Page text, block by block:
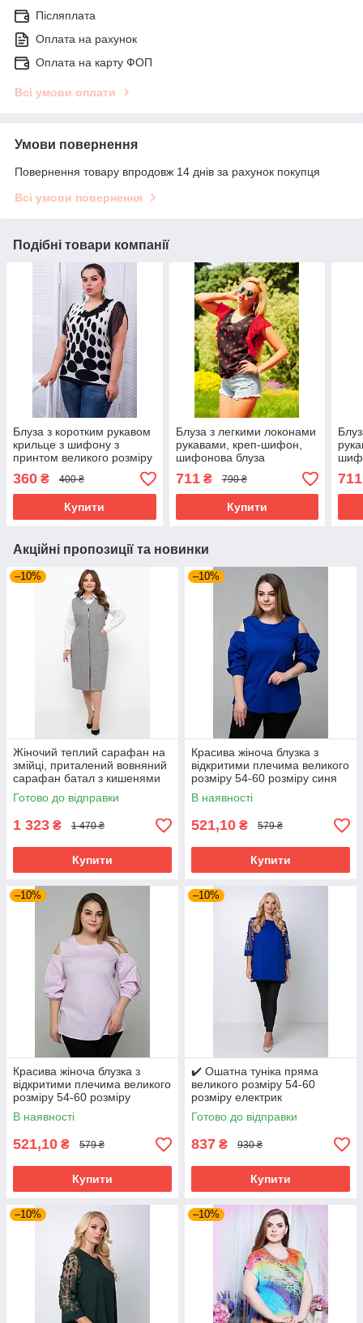
Післяплата
Оплата на рахунок
Оплата на карту ФОП
Всі умови оплати
Умови повернення
Повернення товару впродовж 14 днів за рахунок покупця
Всі умови повернення
Подібні товари компанії
Блуза з коротким рукавом
крильце з шифону з
принтом великого розміру
54-56
360 ₴ 400 ₴
Купити
Блуза з легкими локонами
рукавами, креп-шифон,
шифонова блуза
711₴ 790 ₴
Купити
711
Акційні пропозиції та новинки
–10%
Жіночий теплий сарафан на
змійці, приталений вовняний
сарафан батал з кишенями
великих розмірів 54-64
розміри сірий
Готово до відправки
1 323 ₴ 1 470 ₴
Купити
–10%
Красива жіноча блузка з
відкритими плечима великого
розміру 54-60 розміру синя
В наявності
521,10 ₴ 579 ₴
Купити
–10%
Красива жіноча блузка з
відкритими плечима великого
розміру 54-60 розміру
бузкова
В наявності
521,10 ₴ 579 ₴
Купити
–10%
✔️ Ошатна туніка пряма
великого розміру 54-60
розміру електрик
Готово до відправки
837 ₴ 930 ₴
Купити
–10% –10%